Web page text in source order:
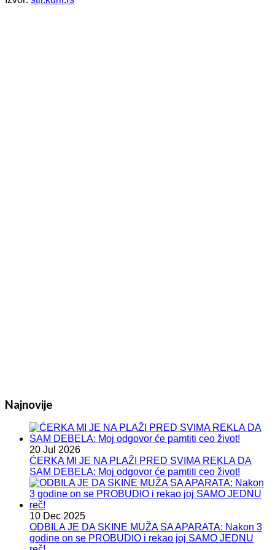
Najnovije
20 Jul 2026
ĆERKA MI JE NA PLAŽI PRED SVIMA REKLA DA
SAM DEBELA: Moj odgovor će pamtiti ceo život!
10 Dec 2025
ODBILA JE DA SKINE MUŽA SA APARATA: Nakon 3
godine on se PROBUDIO i rekao joj SAMO JEDNU